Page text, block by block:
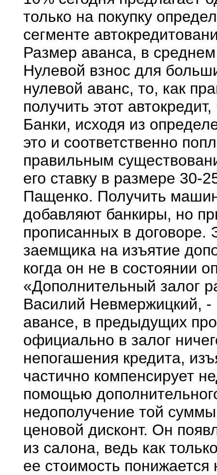
только на покупку
сегменте
Размер аванса, в
Нулевой взнос для
нулевой аванс, то, как
получить этот
Банки, исходя из
это и соответственно
правильным
его ставку в размере 30-
Пащенко. Получить
добавляют банкиры, но
прописанных в договоре.
заемщика на изъятие
когда он не в состоянии
«Дополнительный залог
Василий Невмержицкий, -
авансе, в предыдущих
официально в залог
непогашения кредита,
частично компенсирует
помощью
недополучение той
ценовой дисконт. Он
из салона, ведь как
ее стоимость понижается